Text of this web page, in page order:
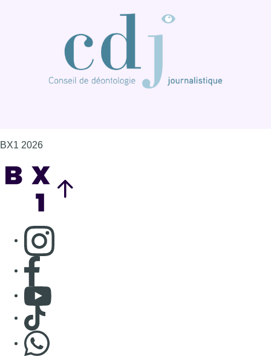
BX1 2026
Consulter page Instagram
Consulter page Facebook
Consulter Youtube
Consulter TikTok